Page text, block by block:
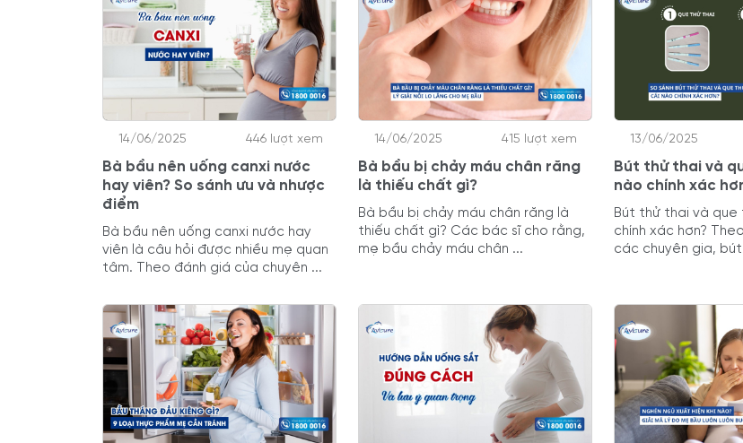
14/06/2025 446 lượt xem
Bà bầu nên uống canxi nước
hay viên? So sánh ưu và nhược
điểm
Bà bầu nên uống canxi nước hay
viên là câu hỏi được nhiều mẹ quan
tâm. Theo đánh giá của chuyên ...
14/06/2025 415 lượt xem
Bà bầu bị chảy máu chân răng
là thiếu chất gì?
Bà bầu bị chảy máu chân răng là
thiếu chất gì? Các bác sĩ cho rằng,
mẹ bầu chảy máu chân ...
13/06/2025
Bút thử thai và
nào chính xác
Bút thử thai và
chính xác hơn?
các chuyên gia,